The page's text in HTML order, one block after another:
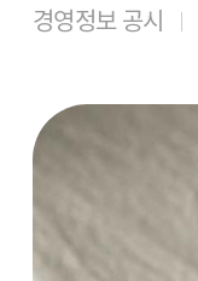
경영정보 공시